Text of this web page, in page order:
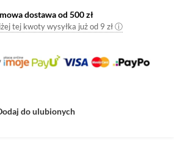
dostawa od 500 zł
tej kwoty wysyłka już od 9 zł ⓘ
do ulubionych